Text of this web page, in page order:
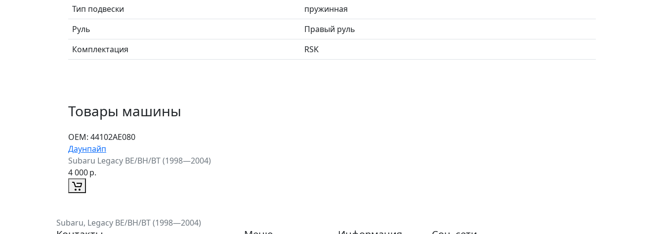
Тип подвески
пружинная
Руль
Правый руль
Комплектация
RSK
Товары машины
ОЕМ: 44102AE080
Даунпайп
Subaru Legacy BE/BH/BT (1998—2004)
4 000р.
Subaru, Legacy BE/BH/BT (1998—2004)